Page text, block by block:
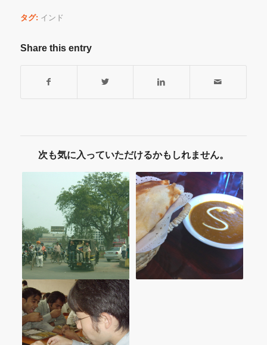
タグ: インド
Share this entry
次も気に入っていただけるかもしれません。